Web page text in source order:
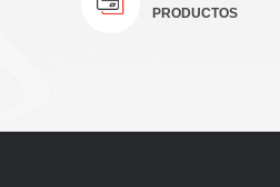
PRODUCTOS